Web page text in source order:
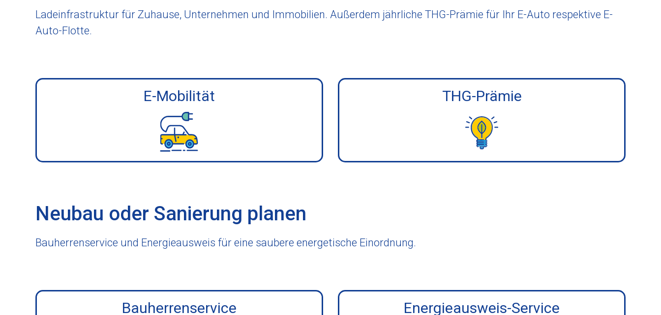
Ladeinfrastruktur für Zuhause, Unternehmen und Immobilien. Außerdem jährliche THG-Prämie für Ihr E-Auto respektive E-
Auto-Flotte.
E-Mobilität THG-Prämie
Neubau oder Sanierung planen
Bauherrenservice und Energieausweis für eine saubere energetische Einordnung.
Bauherrenservice Energieausweis-Service